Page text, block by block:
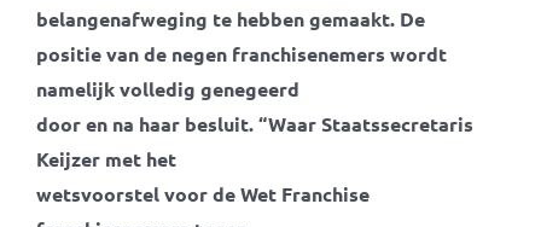
belangenafweging te hebben gemaakt. De
positie van de negen franchisenemers wordt
namelijk volledig genegeerd
door en na haar besluit. “Waar Staatssecretaris
Keijzer met het
wetsvoorstel voor de Wet Franchise